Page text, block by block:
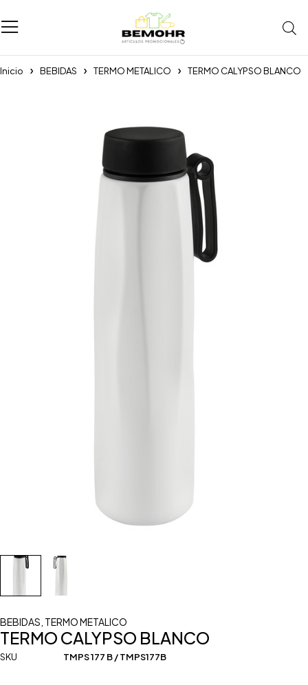
Inicio BEBIDAS TERMO METALICO TERMO CALYPSO BLANCO
BEBIDAS TERMO METALICO
TERMO CALYPSO BLANCO
SKU TMPS 177 B / TMPS177B